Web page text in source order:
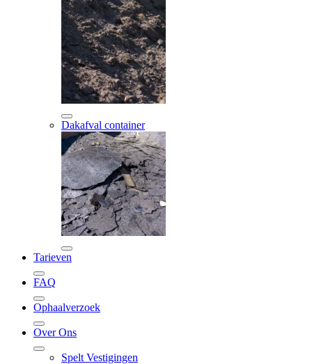
Dakafval container
Tarieven
FAQ
Ophaalverzoek
Over Ons
Spelt Vestigingen